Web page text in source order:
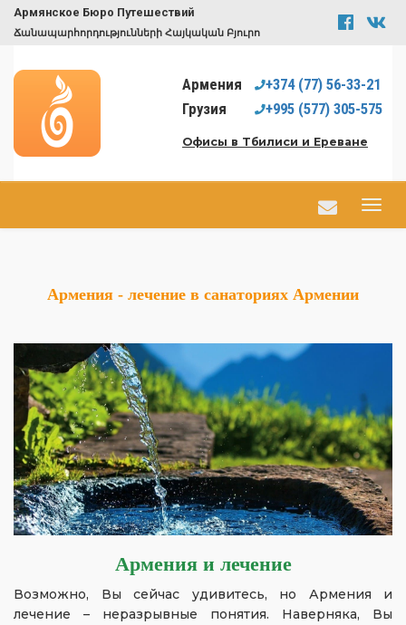
Армянское Бюро Путешествий
Ճանապարհորդությունների Հայկական Բյուրո
Армения +374 (77) 56-33-21
Грузия
+995 (577) 305-575
Офисы в Тбилиси и Ереване
Армения - лечение в санаториях Армении
Армения и лечение
Возможно, Вы сейчас удивитесь, но Армения и
лечение – неразрывные понятия. Наверняка, Вы